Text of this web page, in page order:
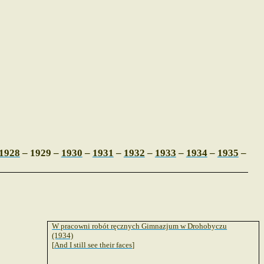
1928 – 1929 – 1930 – 1931 – 1932 – 1933 – 1934– 1935 –
W pracowni robót ręcznych Gimnazjum w Drohobyczu
(1934)
[And I still see their faces]